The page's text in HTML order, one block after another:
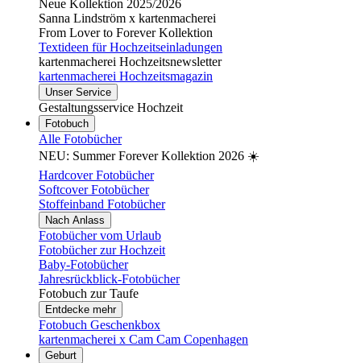
Neue Kollektion 2025/2026
Sanna Lindström x kartenmacherei
From Lover to Forever Kollektion
Textideen für Hochzeitseinladungen
kartenmacherei Hochzeitsnewsletter
kartenmacherei Hochzeitsmagazin
Unser Service
Gestaltungsservice Hochzeit
Fotobuch
Alle Fotobücher
NEU: Summer Forever Kollektion 2026 ☀️
Hardcover Fotobücher
Softcover Fotobücher
Stoffeinband Fotobücher
Nach Anlass
Fotobücher vom Urlaub
Fotobücher zur Hochzeit
Baby-Fotobücher
Jahresrückblick-Fotobücher
Fotobuch zur Taufe
Entdecke mehr
Fotobuch Geschenkbox
kartenmacherei x Cam Cam Copenhagen
Geburt